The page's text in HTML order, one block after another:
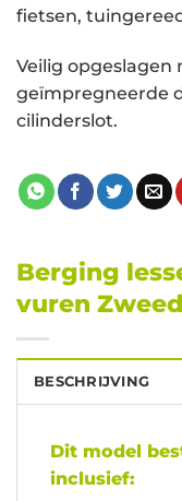
fietsen,
Veilig opgeslagen
geïmpregneerde
cilinderslot.
Berging
vuren
BESCHRIJVING
Dit model
inclusief: